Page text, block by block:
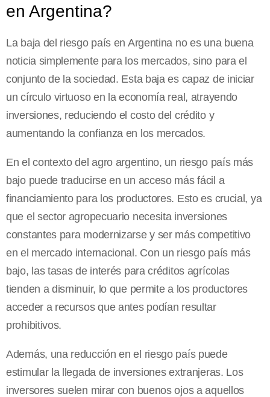
en Argentina?
La baja del riesgo país en Argentina no es una buena
noticia simplemente para los mercados, sino para el
conjunto de la sociedad. Esta baja es capaz de iniciar
un círculo virtuoso en la economía real, atrayendo
inversiones, reduciendo el costo del crédito y
aumentando la confianza en los mercados.
En el contexto del agro argentino, un riesgo país más
bajo puede traducirse en un acceso más fácil a
financiamiento para los productores. Esto es crucial, ya
que el sector agropecuario necesita inversiones
constantes para modernizarse y ser más competitivo
en el mercado internacional. Con un riesgo país más
bajo, las tasas de interés para créditos agrícolas
tienden a disminuir, lo que permite a los productores
acceder a recursos que antes podían resultar
prohibitivos.
Además, una reducción en el riesgo país puede
estimular la llegada de inversiones extranjeras. Los
inversores suelen mirar con buenos ojos a aquellos